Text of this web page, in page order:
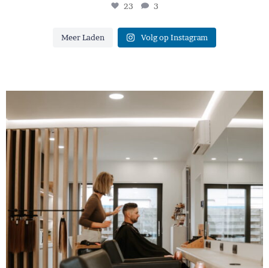
23 3
Meer Laden Volg op Instagram